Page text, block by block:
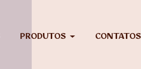
PRODUTOS CONTATOS